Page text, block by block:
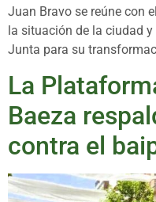
Juan Bravo se reúne con
la situación de la ciudad
Junta para su
La
Baeza
contra el